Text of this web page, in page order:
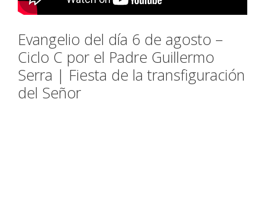
Evangelio del día 6 de agosto –
Ciclo C por el Padre Guillermo
Serra | Fiesta de la transfiguración
del Señor